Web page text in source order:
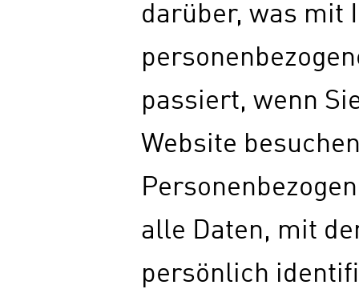
darüber, was mit
passiert, wenn
Website
alle Daten, mit
persönlich